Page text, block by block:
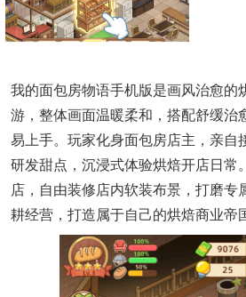
我的面包房物语手机版是画风治愈的
游，整体画面温暖柔和，搭配舒缓治
易上手。玩家化身面包房店主，亲自
研发甜点，沉浸式体验烘焙开店日常
店，自由装修店内软装布景，打磨专
耕经营，打造属于自己的烘焙商业帝